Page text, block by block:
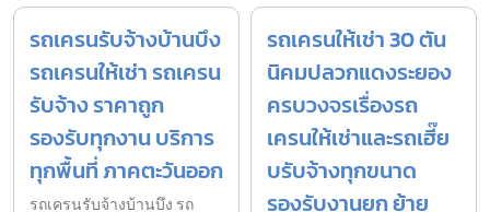
รถเครนรับจ้างบ้านบึง
รถเครนให้เช่า รถเครน
รับจ้าง ราคาถูก
รองรับทุกงาน บริการ
ทุกพื้นที่ ภาคตะวันออก
รถเครนรับจ้างบ้านบึง รถ
รถเครนให้เช่า 30 ตัน
นิคมปลวกแดงระยอง
ครบวงจรเรื่องรถ
เครนให้เช่าและรถเฮี๊ย
บรับจ้างทุกขนาด
รองรับงานยก ย้าย